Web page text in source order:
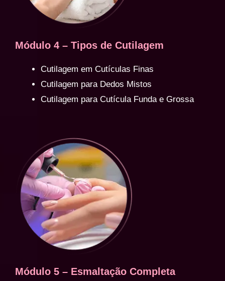
Módulo 4 – Tipos de Cutilagem
Cutilagem em Cutículas Finas
Cutilagem para Dedos Mistos
Cutilagem para Cutícula Funda e Grossa
Módulo 5 – Esmaltação Completa